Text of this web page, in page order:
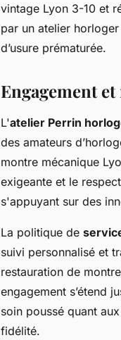
vintage Lyon 3-10 et
par un atelier
d’usure prématurée.
Engagement
L'atelier Perrin
des amateurs
montre mécanique
exigeante et le
s'appuyant sur des
La politique de
suivi personnalisé et
restauration de
engagement s’étend
soin poussé quant
fidélité.